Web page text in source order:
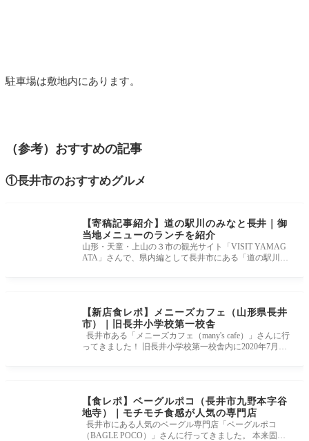
駐車場は敷地内にあります。
（参考）おすすめの記事
①長井市のおすすめグルメ
【寄稿記事紹介】道の駅川のみなと長井｜御
当地メニューのランチを紹介
山形・天童・上山の３市の観光サイト「VISIT YAMAG
ATA」さんで、県内編として長井市にある「道の駅川の
【新店食レポ】メニーズカフェ（山形県長井
市）｜旧長井小学校第一校舎
長井市ある「メニーズカフェ（many's cafe）」さんに行
ってきました！ 旧長井小学校第一校舎内に2020年7月3
【食レポ】ベーグルポコ（長井市九野本字谷
地寺）｜モチモチ食感が人気の専門店
長井市にある人気のベーグル専門店「ベーグルポコ
（BAGLE POCO）」さんに行ってきました。 本来固い